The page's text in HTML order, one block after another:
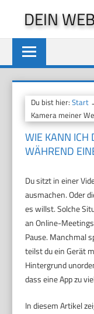
springen
DEIN
Du bist hier:Start
Kamera meiner
WIE KANN ICH
WÄHREND
Du sitzt in einer
ausmachen. Oder
es willst. Solche
an Online-
Pause. Manchmal
teilst du ein Gerät
Hintergrund
dass eine App zu
In diesem Artikel